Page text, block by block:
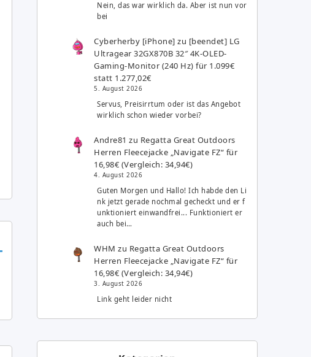
Nein, das war wirklich da. Aber ist nun vor
bei
Cyberherby [iPhone] zu [beendet] LG
Ultragear 32GX870B 32″ 4K-OLED-
Gaming-Monitor (240 Hz) für 1.099€
statt 1.277,02€
5. August 2026
Servus, Preisirrtum oder ist das Angebot
wirklich schon wieder vorbei?
Andre81 zu Regatta Great Outdoors
Herren Fleecejacke „Navigate FZ“ für
16,98€ (Vergleich: 34,94€)
4. August 2026
Guten Morgen und Hallo! Ich habde den Li
nk jetzt gerade nochmal gecheckt und er f
unktioniert einwandfrei... Funktioniert er
auch bei…
WHM zu Regatta Great Outdoors
Herren Fleecejacke „Navigate FZ“ für
16,98€ (Vergleich: 34,94€)
3. August 2026
Link geht leider nicht